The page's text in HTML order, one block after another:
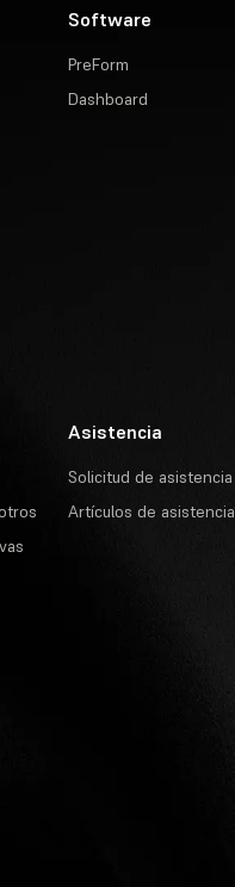
Software
PreForm
Dashboard
Asistencia
Solicitud de asistencia
Artículos de asistencia